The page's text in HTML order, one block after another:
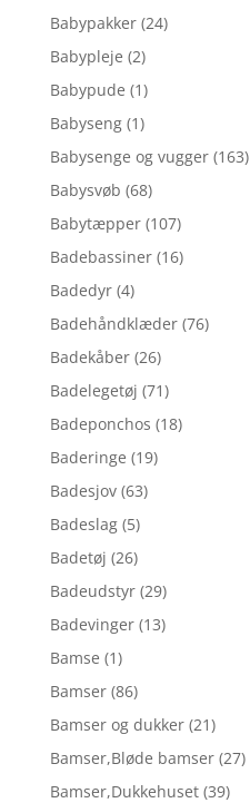
Babypakker (24)
Babypleje (2)
Babypude (1)
Babyseng (1)
Babysenge og vugger (163)
Babysvøb (68)
Babytæpper (107)
Badebassiner (16)
Badedyr (4)
Badehåndklæder (76)
Badekåber (26)
Badelegetøj (71)
Badeponchos (18)
Baderinge (19)
Badesjov (63)
Badeslag (5)
Badetøj (26)
Badeudstyr (29)
Badevinger (13)
Bamse (1)
Bamser (86)
Bamser og dukker (21)
Bamser,Bløde bamser (27)
Bamser,Dukkehuset (39)